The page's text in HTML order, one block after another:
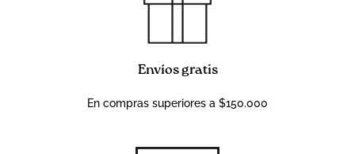
Envíos gratis
En compras superiores a $150.000